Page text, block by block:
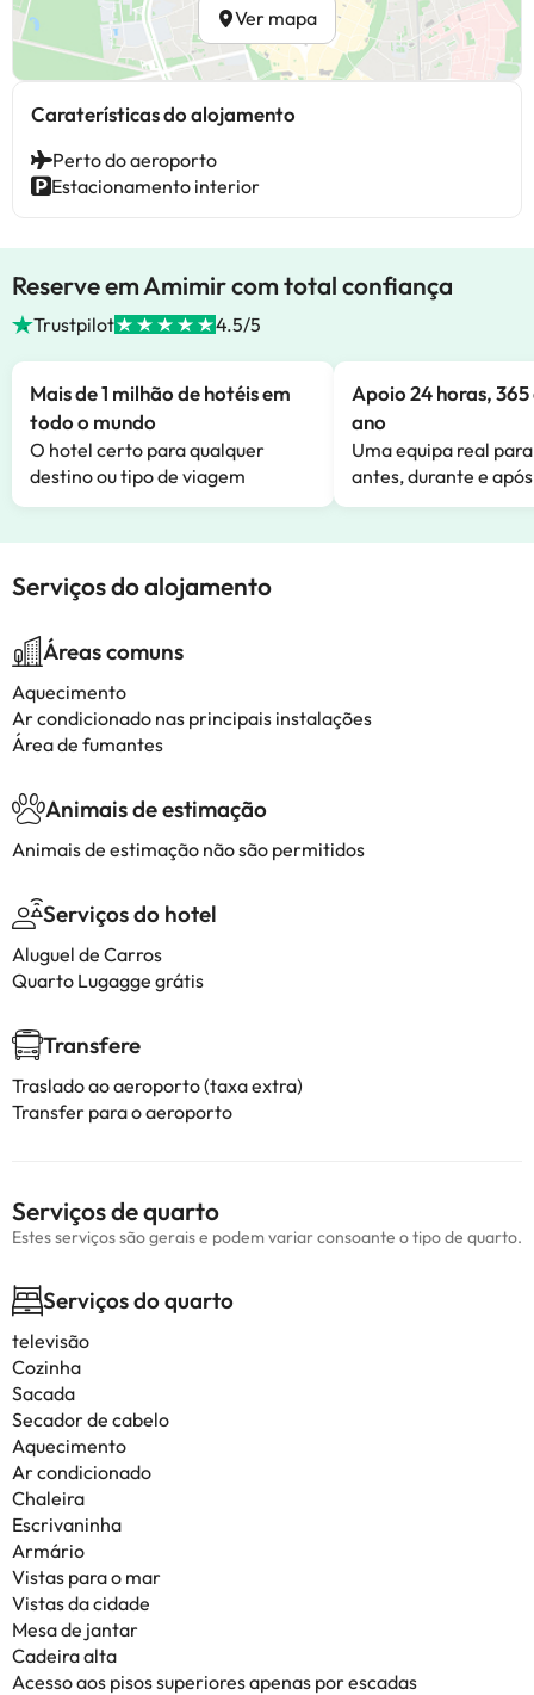
Ver mapa
Caraterísticas do alojamento
Perto do aeroporto
Estacionamento interior
Reserve em Amimir com total confiança
Trustpilot 4.5/5
Mais de 1 milhão de hotéis em
todo o mundo
O hotel certo para qualquer
destino ou tipo de viagem
Apoio 24 horas,
ano
Uma equipa real
antes, durante e
Serviços do alojamento
Áreas comuns
Aquecimento
Ar condicionado nas principais instalações
Área de fumantes
Animais de estimação
Animais de estimação não são permitidos
Serviços do hotel
Aluguel de Carros
Quarto Lugagge grátis
Transfere
Traslado ao aeroporto (taxa extra)
Transfer para o aeroporto
Serviços de quarto
Estes serviços são gerais e podem variar consoante o tipo de quarto.
Serviços do quarto
televisão
Cozinha
Sacada
Secador de cabelo
Aquecimento
Ar condicionado
Chaleira
Escrivaninha
Armário
Vistas para o mar
Vistas da cidade
Mesa de jantar
Cadeira alta
Acesso aos pisos superiores apenas por escadas